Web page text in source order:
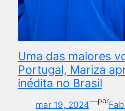
Uma das maiores
Portugal, Mariza
inédita no Brasil
mar 19, 2024—por